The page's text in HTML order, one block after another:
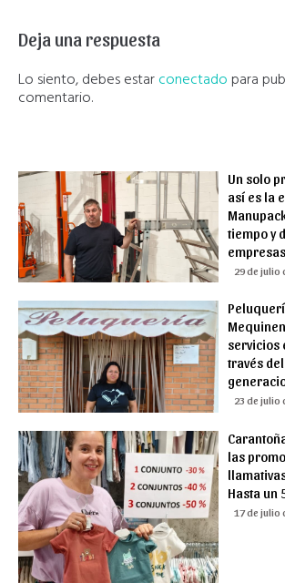
Deja una respuesta
Lo siento, debes estarconectado para
comentario.
Un solo
así es la
tiempo y
empresas
29 de julio
servicios
través
23 de julio
las
Hasta un
17 de julio